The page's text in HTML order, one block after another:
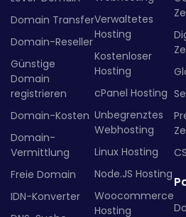
Domain Transfer
Domain-Reseller
Günstige
Domain
registrieren
Domain-Kosten
Domain-
Vermittlung
Freie Domain
IDN-Konverter
Verwaltetes
Hosting
Kostenloser
Hosting
cPanel Hosting
Unbegrenztes
Webhosting
Linux Hosting
Node.JS Hosting
Woocommerce
Hosting